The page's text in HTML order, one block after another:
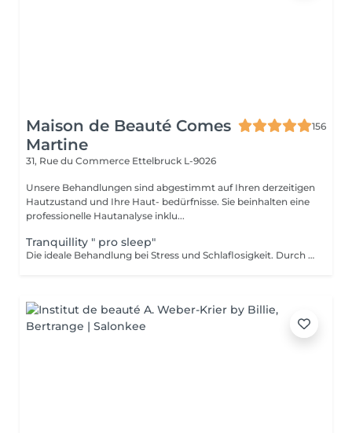
Maison de Beauté Comes
Martine
156
31, Rue du Commerce Ettelbruck L-9026
Unsere Behandlungen sind abgestimmt auf Ihren derzeitigen
Hautzustand und Ihre Haut- bedürfnisse. Sie beinhalten eine
professionelle Hautanalyse inklu...
Tranquillity " pro sleep"
Die ideale Behandlung bei Stress und Schlaflosigkeit. Durch die Kombination der essentiellen Öle mit Tranquillity Sound und einer Ayurveda einbeziehenden Massagetechnik, sowie der Verwendung von Pinseln fördert diese Massage die Tiefenentspannung, Wohl- gefühl und Gelassenheit.